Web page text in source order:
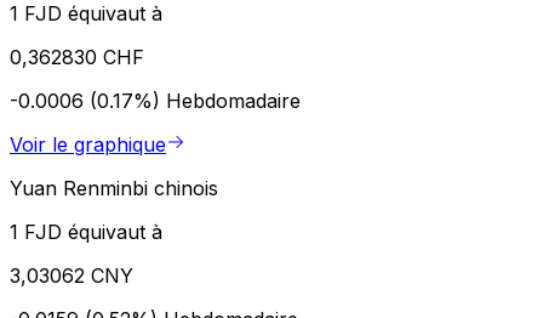
1 FJD équivaut à
0,362830 CHF
-0.0006 (0.17%) Hebdomadaire
Voir le graphique
Yuan Renminbi chinois
1 FJD équivaut à
3,03062 CNY